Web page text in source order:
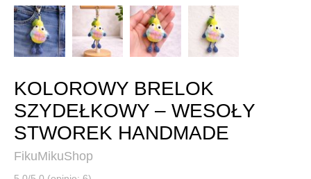
KOLOROWY BRELOK
SZYDEŁKOWY – WESOŁY
STWOREK HANDMADE
FikuMikuShop